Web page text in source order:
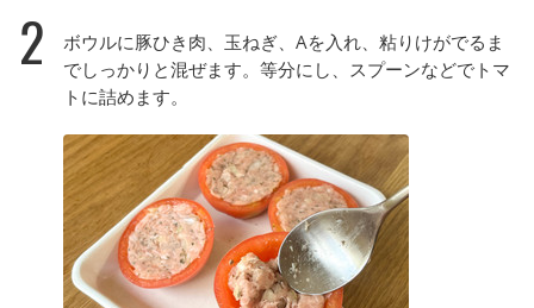
2
ボウルに豚ひき肉、玉ねぎ、Aを入れ、粘りけがでるま
でしっかりと混ぜます。等分にし、スプーンなどでトマ
トに詰めます。